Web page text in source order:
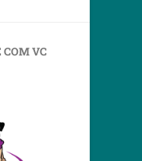
COM VC